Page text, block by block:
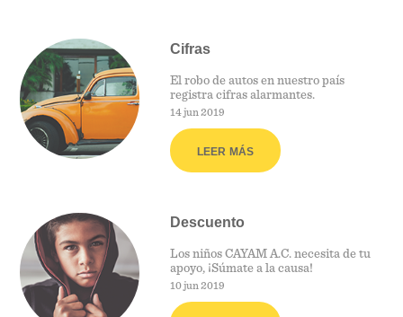
Cifras
El robo de autos en nuestro país
registra cifras alarmantes.
14 jun 2019
LEER MÁS
Descuento
Los niños CAYAM A.C. necesita de tu
apoyo, ¡Súmate a la causa!
10 jun 2019